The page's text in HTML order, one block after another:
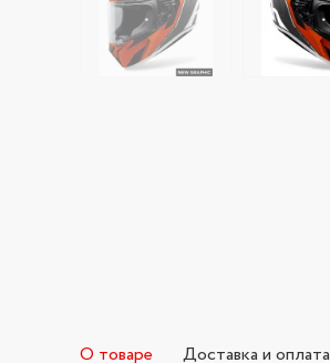
О товаре Доставка и оплата